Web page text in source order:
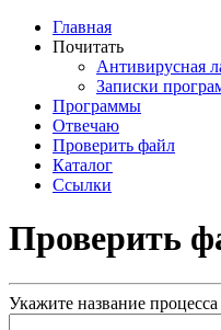
Главная
Почитать
Антивирусная
Записки
Программы
Отвечаю
Проверить файл
Каталог
Ссылки
Проверить
Укажите название